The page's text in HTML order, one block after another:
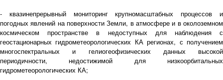
- квазинепрерывный мониторинг крупномасштабных процессов и
погодных явлений на поверхности Земли, в атмосфере и в околоземном
космическом пространстве в недоступных для наблюдения с
геостационарных гидрометеорологических КА регионах, с получением
многоспектральных и гелиогеофизических данных высокой
периодичности, недостижимой для низкоорбитальных
гидрометеорологических КА;